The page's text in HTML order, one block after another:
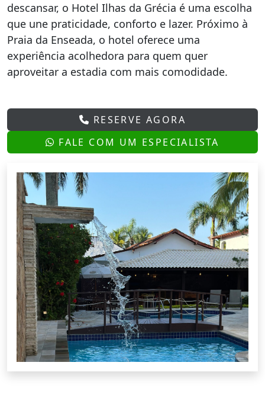
descansar, o Hotel Ilhas da Grécia é uma escolha
que une praticidade, conforto e lazer. Próximo à
Praia da Enseada, o hotel oferece uma
experiência acolhedora para quem quer
aproveitar a estadia com mais comodidade.
RESERVE AGORA
FALE COM UM ESPECIALISTA